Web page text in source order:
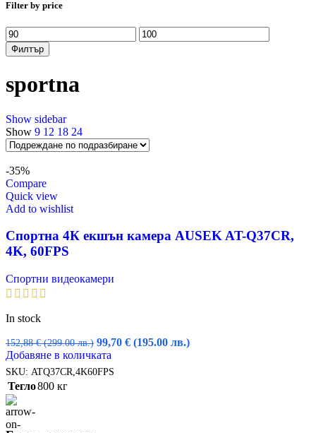
Filter by price
Минимална
цена
Максимална
цена
Филтър
sportna
Show sidebar
Show 9 12 18 24
-35%
Compare
Quick view
Add to wishlist
Спортна 4К екшън камера AUSEK AT-Q37CR,
4K, 60FPS
Спортни видеокамери
In stock
152,88€ (299.00 лв.) Original
price
was:
99,70 € (195.00 лв.)Текущата
Добавяне в количката
SKU: ATQ37CR,4K60FPS
Тегло800 кг